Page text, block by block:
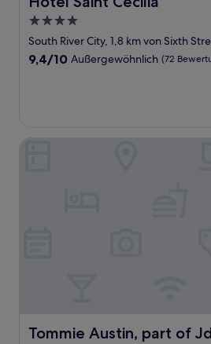
4.0-
Sterne-
Unterkunft
South River City, 1,8 km von Sixth
9.4
9,4/10 Außergewöhnlich (72
Tommie Austin, part of
Tommie Austin, part of Jdv by